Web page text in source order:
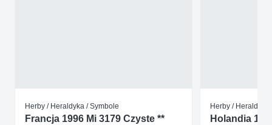
Herby / Heraldyka / Symbole
Francja 1996 Mi 3179 Czyste **
Herby / Heraldyka
Holandia